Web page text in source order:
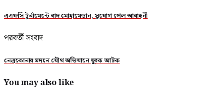
এএফসি টুর্নামেন্টে বাদ মোহামেডান, সুযোগ পেল আবাহনী
পরবর্তী সংবাদ
নেত্রকোনার মদনে যৌথ অভিযানে যুবক আটক
You may also like